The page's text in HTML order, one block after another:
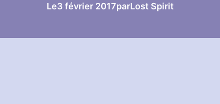
Le3 février 2017parLost Spirit